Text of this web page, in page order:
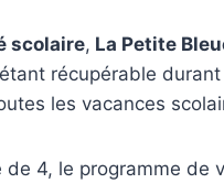
scolaire, La Petite
récupérable durant
les vacances
de 4, le programme